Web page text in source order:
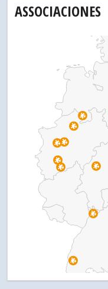
ASSOCIACIONES